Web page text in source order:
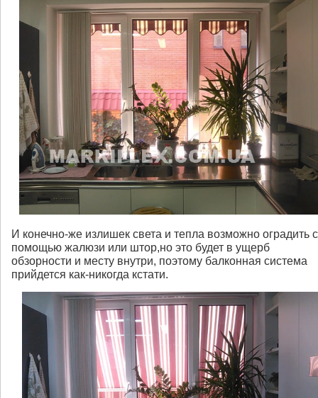
И конечно-же излишек света и тепла возможно оградить с
помощью жалюзи или штор,но это будет в ущерб
обзорности и месту внутри, поэтому балконная система
прийдется как-никогда кстати.